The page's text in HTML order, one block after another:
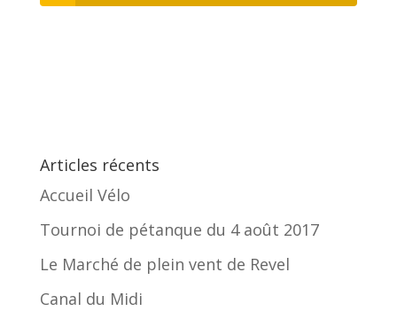
Articles récents
Accueil Vélo
Tournoi de pétanque du 4 août 2017
Le Marché de plein vent de Revel
Canal du Midi